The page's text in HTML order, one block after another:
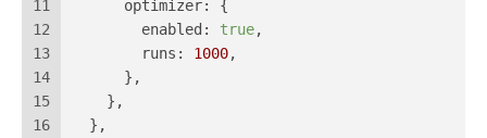
11
12
13
14
15
16
optimizer: {
enabled : true,
runs : 1000,
      },
    },
  },